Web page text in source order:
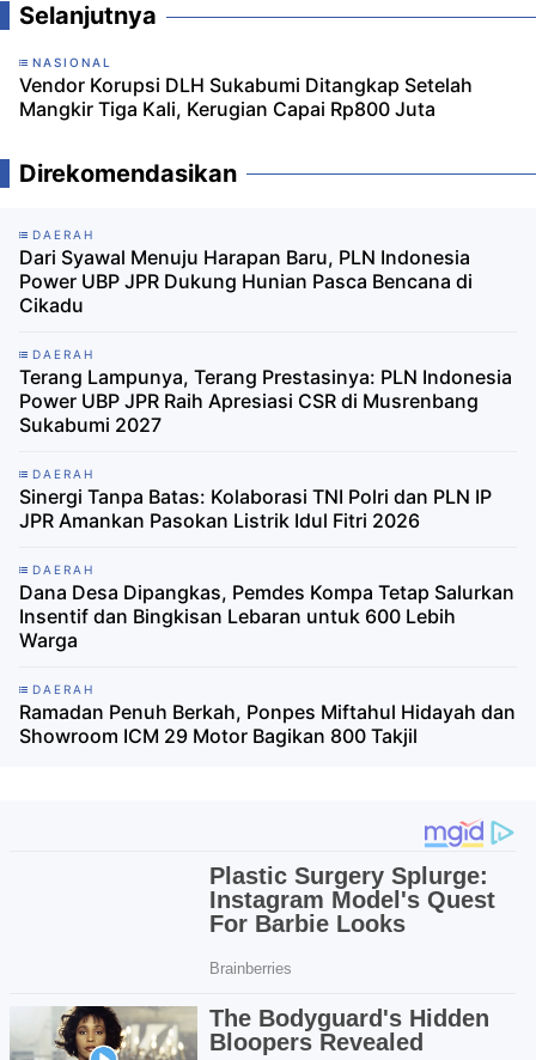
Selanjutnya
NASIONAL
Vendor Korupsi DLH Sukabumi Ditangkap Setelah
Mangkir Tiga Kali, Kerugian Capai Rp800 Juta
Direkomendasikan
DAERAH
Dari Syawal Menuju Harapan Baru, PLN Indonesia
Power UBP JPR Dukung Hunian Pasca Bencana di
Cikadu
DAERAH
Terang Lampunya, Terang Prestasinya: PLN Indonesia
Power UBP JPR Raih Apresiasi CSR di Musrenbang
Sukabumi 2027
DAERAH
Sinergi Tanpa Batas: Kolaborasi TNI Polri dan PLN IP
JPR Amankan Pasokan Listrik Idul Fitri 2026
DAERAH
Dana Desa Dipangkas, Pemdes Kompa Tetap Salurkan
Insentif dan Bingkisan Lebaran untuk 600 Lebih
Warga
DAERAH
Ramadan Penuh Berkah, Ponpes Miftahul Hidayah dan
Showroom ICM 29 Motor Bagikan 800 Takjil